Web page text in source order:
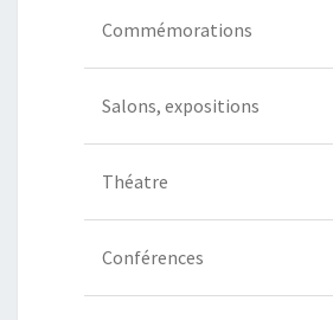
Commémorations
Salons, expositions
Théatre
Conférences